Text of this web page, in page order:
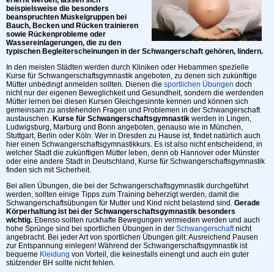
beispielsweise die besonders
beanspruchten Muskelgruppen bei
Bauch, Becken und Rücken trainieren
sowie Rückenprobleme oder
Wassereinlagerungen, die zu den
typischen Begleiterscheinungen in der Schwangerschaft gehören, lindern.
In den meisten Städten werden durch Kliniken oder Hebammen spezielle
Kurse für Schwangerschaftsgymnastik angeboten, zu denen sich zukünftige
Mütter unbedingt anmelden sollten. Dienen die sportlichen Übungen doch
nicht nur der eigenen Beweglichkeit und Gesundheit, sondern die werdenden
Mütter lernen bei diesen Kursen Gleichgesinnte kennen und können sich
gemeinsam zu anstehenden Fragen und Problemen in der Schwangerschaft
austauschen. Kurse für Schwangerschaftsgymnastik werden in Lingen,
Ludwigsburg, Marburg und Bonn angeboten, genauso wie in München,
Stuttgart, Berlin oder Köln. Wer in Dresden zu Hause ist, findet natürlich auch
hier einen Schwangerschaftsgymnastikkurs. Es ist also nicht entscheidend, in
welcher Stadt die zukünftigen Mütter leben, denn ob Hannover oder Münster
oder eine andere Stadt in Deutschland, Kurse für Schwangerschaftsgymnastik
finden sich mit Sicherheit.
Bei allen Übungen, die bei der Schwangerschaftsgymnastik durchgeführt
werden, sollten einige Tipps zum Training beherzigt werden, damit die
Schwangerschaftsübungen für Mutter und Kind nicht belastend sind. Gerade
Körperhaltung ist bei der Schwangerschaftsgymnastik besonders
wichtig. Ebenso sollten ruckhafte Bewegungen vermieden werden und auch
hohe Sprünge sind bei sportlichen Übungen in der Schwangerschaftnicht
angebracht. Bei jeder Art von sportlichen Übungen gilt: Ausreichend Pausen
zur Entspannung einlegen! Während der Schwangerschaftsgymnastik ist
bequeme Kleidung von Vorteil, die keinesfalls einengt und auch ein guter
stützender BH sollte nicht fehlen.